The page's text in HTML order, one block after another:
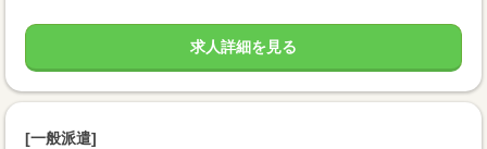
求人詳細を見る
[一般派遣]